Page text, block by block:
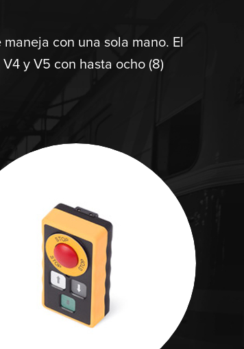
con una sola mano. El
y V5 con hasta ocho (8)